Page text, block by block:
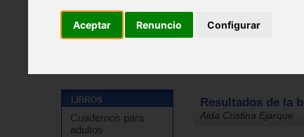
Aceptar Renuncio Configurar
Cuadernos para
adultos
Resultados de la
Aida Cristina Ejarque